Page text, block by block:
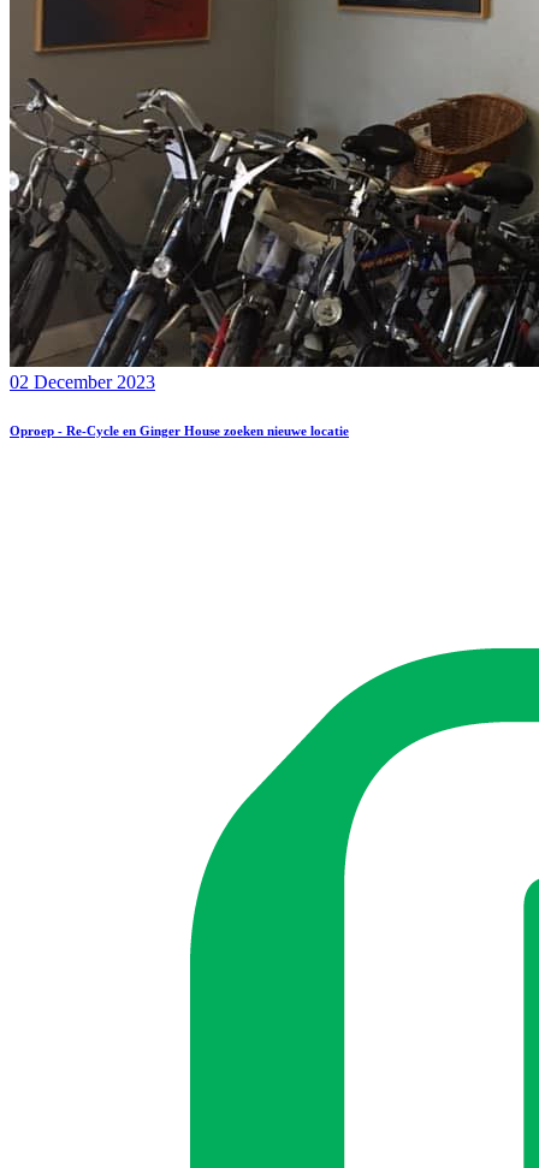
02 December 2023
Oproep - Re-Cycle en Ginger House zoeken nieuwe locatie